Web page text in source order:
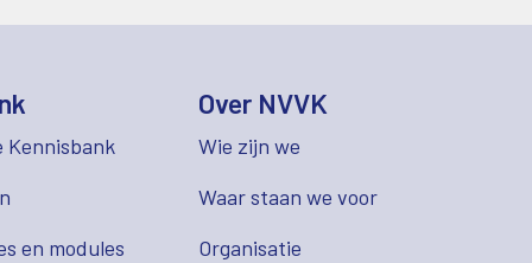
Kennisbank
en modules
Over NVVK
Wie zijn we
Waar staan we voor
Organisatie